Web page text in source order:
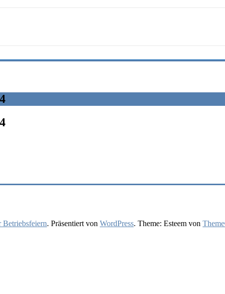
Betriebsfeiern. Präsentiert von WordPress. Theme: Esteem von